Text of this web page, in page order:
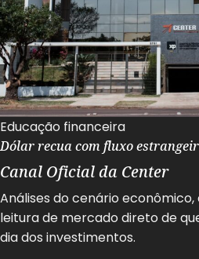
Educação financeira
Dólar recua com fluxo
Canal Oficial da Center
Análises do cenário
leitura de mercado direto de
dia dos investimentos.